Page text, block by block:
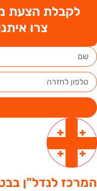
לקבלת הצעת
צרו
לנדל"ן